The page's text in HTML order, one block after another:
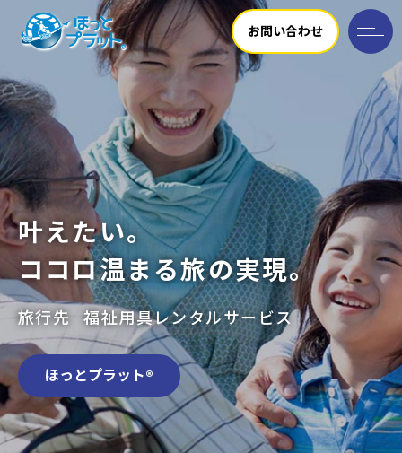
お問い合わせ
叶えたい。
ココロ温まる旅の実現。
旅行先 福祉用具レンタルサービス
ほっとプラット®